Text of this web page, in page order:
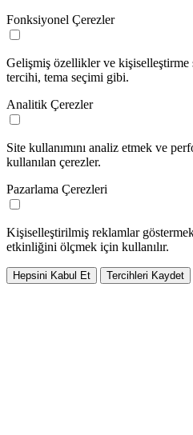
Fonksiyonel Çerezler
Gelişmiş özellikler ve kişiselleştirme
tercihi, tema seçimi gibi.
Analitik Çerezler
Site kullanımını analiz etmek ve
kullanılan çerezler.
Pazarlama Çerezleri
Kişiselleştirilmiş reklamlar
etkinliğini ölçmek için kullanılır.
Hepsini Kabul Et Tercihleri Kaydet